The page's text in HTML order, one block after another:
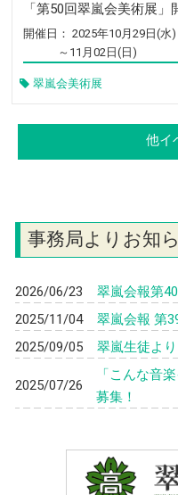
2025/09/05
回同期会
【同期会情
期同窓会
「第50回翠嵐会美術展
開催日： 2025年10月29日(水)
～11月02日(日)
翠嵐会美術展
他イ
事務局より お知
2026/06/23
翠嵐会報第
2025/11/04
翠嵐会報 第
2025/09/05
翠嵐生徒よ
2025/07/26
「こんな音
募集！